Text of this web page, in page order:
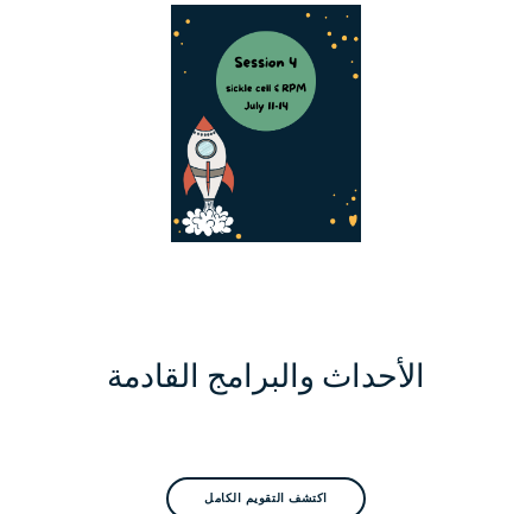
الأحداث والبرامج القادمة
اكتشف التقويم الكامل